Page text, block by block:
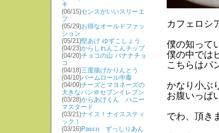
キ
(06/15)センスがいいスリーエ
フ
(05/29)お得なオールドファッ
ション
(05/21)堅あげ ゆずこしょう
(04/23)からしれんこんチップ
(04/20)チョコの山 バナナチョ
コ
(04/18)三度揚げかりんとう
(04/10)バームロール中毒
(04/09)チーズとマヨネーズの
大きなパン＠セブンイレブン
(03/28)からあげくん ハニー
マスタード
(03/21)ナイス！ナイススティ
ック！
(03/16)Pasco ずっしりあん
カフェロシ
僕の知って
僕の中では
こちらはパ
かなり小ぶ
お腹いっぱ
でわ、頂き